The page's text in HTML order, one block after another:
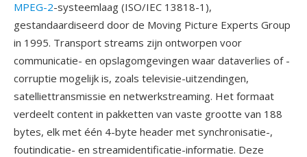
MPEG-2-systeemlaag (ISO/IEC 13818-1),
gestandaardiseerd door de Moving Picture Experts Group
in 1995. Transport streams zijn ontworpen voor
communicatie- en opslagomgevingen waar dataverlies of -
corruptie mogelijk is, zoals televisie-uitzendingen,
satelliettransmissie en netwerkstreaming. Het formaat
verdeelt content in pakketten van vaste grootte van 188
bytes, elk met één 4-byte header met synchronisatie-,
foutindicatie- en streamidentificatie-informatie. Deze